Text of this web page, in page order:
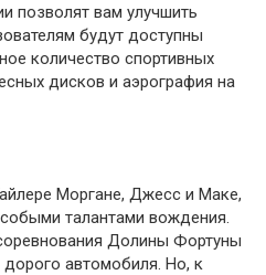
позволят вам улучшить
будут доступны
количество спортивных
дисков и аэрография на
Моргане, Джесс и Маке,
талантами вождения.
Долины Фортуны
автомобиля. Но, к